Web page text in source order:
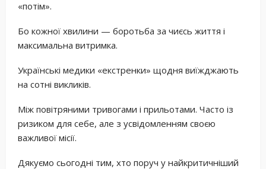
«потім».
Бо кожної хвилини — боротьба за чиєсь життя і
максимальна витримка.
Українські медики «екстренки» щодня виїжджають
на сотні викликів.
Між повітряними тривогами і прильотами. Часто із
ризиком для себе, але з усвідомленням своєю
важливої місії.
Дякуємо сьогодні тим, хто поруч у найкритичніший